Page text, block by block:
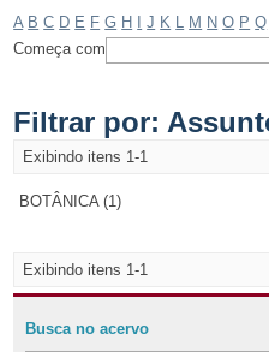
A B C D E F G H J K M N O P Q
Começa com
Filtrar por:
Exibindo itens 1-1
BOTÂNICA (1)
Exibindo itens 1-1
Busca no acervo